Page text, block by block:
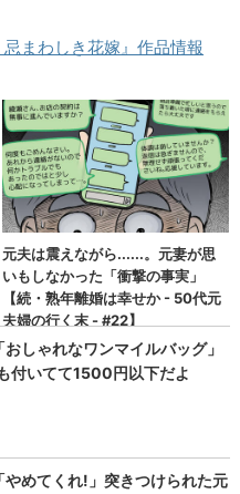
忌まわしき花嫁』作品情報